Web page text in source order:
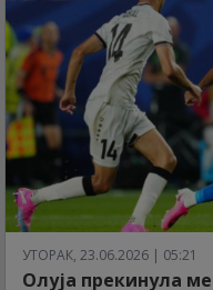
УТОРАК, 23.06.2026 | 05:21
Олуја прекинула